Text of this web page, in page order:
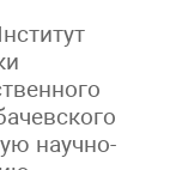
научно-